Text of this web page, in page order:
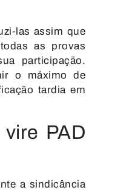
las assim que
as provas
participação.
o máximo de
tardia em
PAD
a sindicância